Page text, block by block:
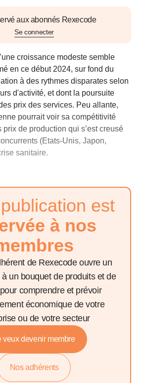
aux abonnés Rexecode
Se connecter
croissance modeste semble
en ce début 2024, sur fond du
à des rythmes disparates selon
d'activité, et dont la poursuite
prix des services. Peu allante,
pourrait voir sa compétitivité
prix de production qui s’est creusé
(Etats-Unis, Japon,
sanitaire.
est
à nos
de Rexecode ouvre un
un bouquet de produits et de
comprendre et prévoir
économique de votre
ou de votre secteur
veux devenir membre
Nos adhérents